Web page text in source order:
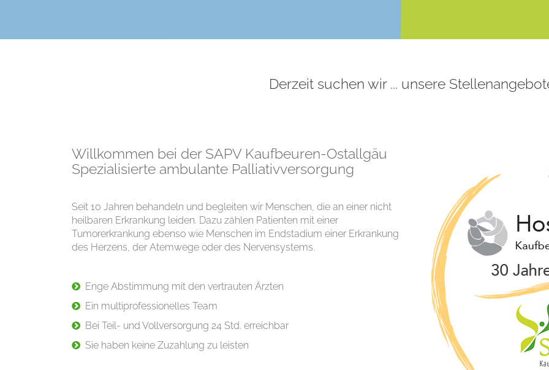
Derzeit suchen wir ... unsere
Willkommen bei der SAPV Kaufbeuren-Ostallgäu
Spezialisierte ambulante Palliativversorgung
Seit 10 Jahren behandeln und begleiten wir Menschen, die an einer nicht
heilbaren Erkrankung leiden. Dazu zählen Patienten mit einer
Tumorerkrankung ebenso wie Menschen im Endstadium einer Erkrankung
des Herzens, der Atemwege oder des Nervensystems.
Enge Abstimmung mit den vertrauten Ärzten
Ein multiprofessionelles Team
Bei Teil- und Vollversorgung 24 Std. erreichbar
Sie haben keine Zuzahlung zu leisten